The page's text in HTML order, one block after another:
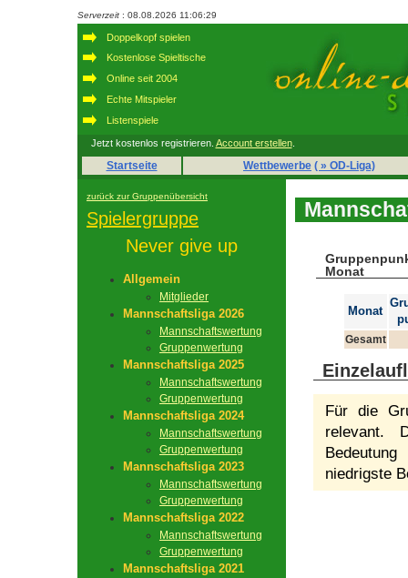
Serverzeit : 08.08.2026 11:06:29
Doppelkopf spielen
Kostenlose Spieltische
Online seit 2004
Echte Mitspieler
Listenspiele
Jetzt kostenlos registrieren. Account erstellen.
Startseite Wettbewerbe ( » OD-Liga)
zurück zur Gruppenübersicht
Spielergruppe
Never give up
Allgemein
Mitglieder
Mannschaftsliga 2026
Mannschaftswertung
Gruppenwertung
Mannschaftsliga 2025
Mannschaftswertung
Gruppenwertung
Mannschaftsliga 2024
Mannschaftswertung
Gruppenwertung
Mannschaftsliga 2023
Mannschaftswertung
Gruppenwertung
Mannschaftsliga 2022
Mannschaftswertung
Gruppenwertung
Mannschaftsliga 2021
Monat
Monat
Gesamt
Für die
relevant.
niedrigste